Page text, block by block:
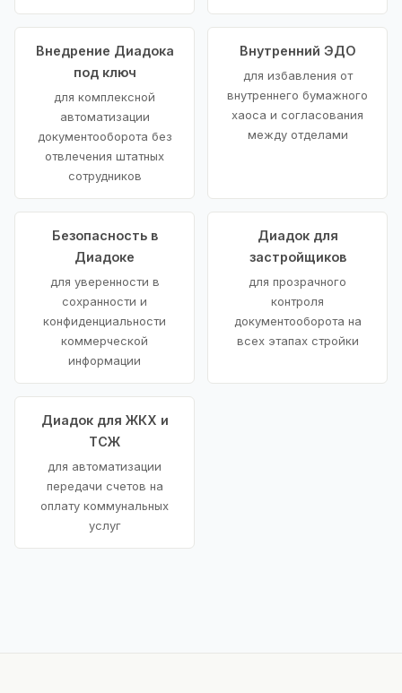
Внедрение Диадока
под ключ
для комплексной
автоматизации
документооборота без
отвлечения штатных
сотрудников
Внутренний ЭДО
для избавления от
внутреннего бумажного
хаоса и согласования
между отделами
Безопасность в
Диадоке
для уверенности в
сохранности и
конфиденциальности
коммерческой
информации
Диадок для
застройщиков
для прозрачного
контроля
документооборота на
всех этапах стройки
Диадок для ЖКХ и
ТСЖ
для автоматизации
передачи счетов на
оплату коммунальных
услуг